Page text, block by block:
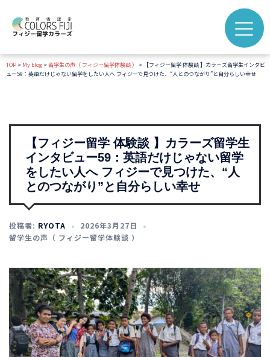
ン
ツTOP > My blog >留学生の声（ フィジー留学体験談 ） >
【フィジー留学 体験談 】カラーズ留学生インタビ
ュー59：英語だけじゃない留学をしたい人へ フィジーで見つけた、“人とのつながり”と自分らしい幸せ
【フィジー留学 体験談 】カラーズ留学生
インタビュー59：英語だけじゃない留学
をしたい人へ フィジーで見つけた、“人
とのつながり”と自分らしい幸せ
投稿者: RYOTA
2026年3月27日
留学生の声（ フィジー留学体験談 ）